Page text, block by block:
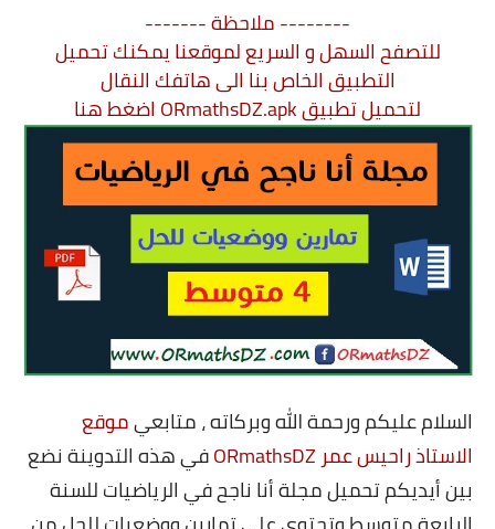
السنة 2 آداب
السنة 2 - الشعب العلمية
السنة 2 تسيير واقتصاد
السنة 3 آداب
السنة 3 - الشعب العلمية
السنة 3 تسيير واقتصاد
شهادة البكالوريا BAC
licence
master
-------- ملاحظة -------
للتصفح السهل و السريع لموقعنا يمكنك تحميل
التطبيق الخاص بنا الى هاتفك النقال
لتحميل تطبيق ORmathsDZ.apk اضغط هنا
السلام عليكم ورحمة الله وبركاته ، متابعيموقع
الاستاذ راحيس عمر ORmathsDZ
في هذه التدوينة نضع
بين أيديكمتحميل مجلة أنا ناجح في الرياضيات للسنة